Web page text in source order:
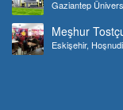
Gaziantep
Meşhur
Eskişehir,